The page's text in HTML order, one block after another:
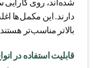
شده‌اند، روی
دارند. این مکمل‌ها
بالاتر مناسب‌تر
قابلیت استفاده در